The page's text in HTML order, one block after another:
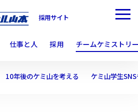
採用サイト
仕事と人 採用 チームケミストリ
10年後のケミ山を考える ケミ山学生